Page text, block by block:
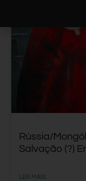
Rússia/
Salvação (?)
LER MAIS